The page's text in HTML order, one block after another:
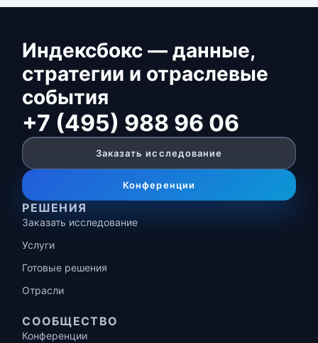
Индексбокс — данные,
стратегии и отраслевые
события
+7 (495) 988 96 06
Заказать исследование
Конференции
РЕШЕНИЯ
Заказать исследование
Услуги
Готовые решения
Отрасли
СООБЩЕСТВО
Конференции